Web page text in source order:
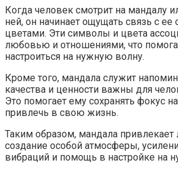
Когда человек смотрит на мандалу
ней, он начинает ощущать связь с
цветами. Эти символы и цвета
любовью и отношениями, что
настроиться на нужную волну.
Кроме того, мандала служит
качества и ценности важны для
Это помогает ему сохранять фокус
привлечь в свою жизнь.
Таким образом, мандала
создание особой атмосферы,
вибраций и помощь в настройке на